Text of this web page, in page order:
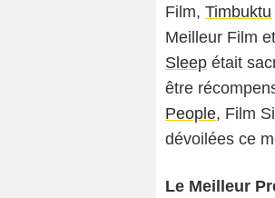
Film, Timbuktu
Meilleur Film
Sleep était
être
People, Film
dévoilées ce
Le Meilleur